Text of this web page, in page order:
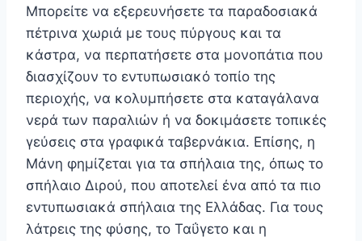
Μπορείτε να εξερευνήσετε τα παραδοσιακά
πέτρινα χωριά με τους πύργους και τα
κάστρα, να περπατήσετε στα μονοπάτια που
διασχίζουν το εντυπωσιακό τοπίο της
περιοχής, να κολυμπήσετε στα καταγάλανα
νερά των παραλιών ή να δοκιμάσετε τοπικές
γεύσεις στα γραφικά ταβερνάκια. Επίσης, η
Μάνη φημίζεται για τα σπήλαια της, όπως το
σπήλαιο Διρού, που αποτελεί ένα από τα πιο
εντυπωσιακά σπήλαια της Ελλάδας. Για τους
λάτρεις της φύσης, το Ταΰγετο και η